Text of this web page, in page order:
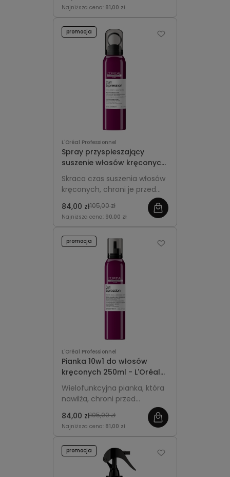
sztywności.
Najniższa cena: 81,00 zł
L'Oréal Professionnel
Spray przyspieszający
suszenie włosów kręconych
150ml - L'Oréal
Professionnel Curl
Expression
Skraca czas suszenia włosów
kręconych, chroni je przed
podkreśla sprężystość loków
oraz fal.
84,00 zł105,00 zł
Najniższa cena: 90,00 zł
promocja
L'Oréal Professionnel
Pianka 10w1 do włosów
kręconych 250ml - L'Oréal
Professionnel Curl
Expression
Wielofunkcyjna pianka, która
nawilża, chroni przed
puszeniem, definiuje loki i fale
oraz ułatwia stylizację włosów
kręconych.
84,00 zł105,00 zł
Najniższa cena: 81,00 zł
promocja
promocja